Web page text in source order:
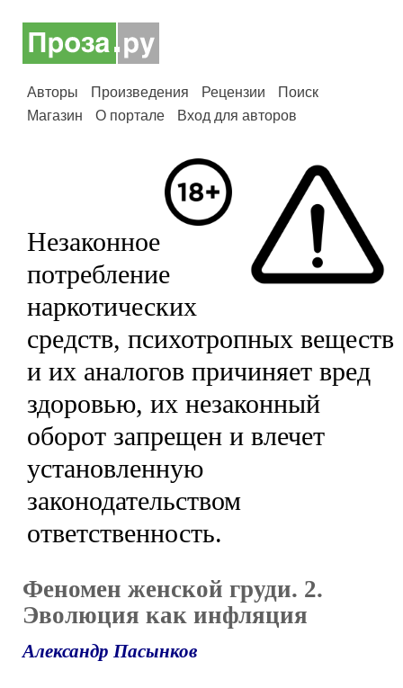
Авторы Произведения Рецензии
Поиск
Магазин
О портале Вход для авторов
Незаконное
потребление
наркотических
средств, психотропных веществ
и их аналогов причиняет вред
здоровью, их незаконный
оборот запрещен и влечет
установленную
законодательством
ответственность.
Феномен женской груди. 2.
Эволюция как инфляция
Александр Пасынков